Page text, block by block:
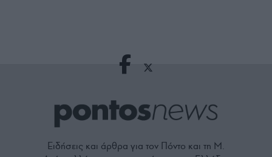
Ειδήσεις και άρθρα για τον Πόντο και τη Μ.